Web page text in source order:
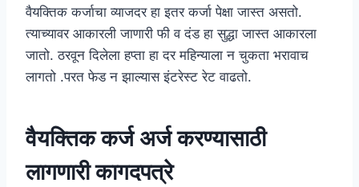
वैयक्तिक कर्जाचा व्याजदर हा इतर कर्जा पेक्षा जास्त असतो.
त्याच्यावर आकारली जाणारी फी व दंड हा सुद्धा जास्त आकारला
जातो. ठरवून दिलेला हप्ता हा दर महिन्याला न चुकता भरावाच
लागतो .परत फेड न झाल्यास इंटरेस्ट रेट वाढतो.
वैयक्तिक कर्ज अर्ज करण्यासाठी
लागणारी कागदपत्रे